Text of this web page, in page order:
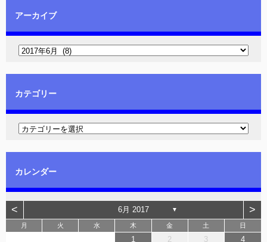
アーカイブ
カテゴリー
カレンダー
< 6月 2017 ▼ >
月 火 水 木 金 土 日
1 2 3 4